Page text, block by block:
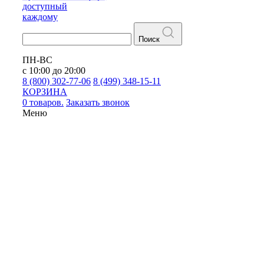
доступный
каждому
Поиск
ПН-ВС
с 10:00 до 20:00
8 (800) 302-77-06 8 (499) 348-15-11
КОРЗИНА
0 товаров. Заказать звонок
Меню